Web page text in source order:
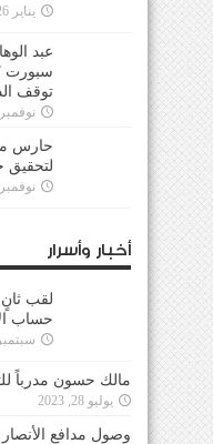
يناير 26, 2025
عبد
سبورت
توقف
نوفمبر 29, 2020
حارس
لتحقيق
نوفمبر 27, 2020
أخبار وأسرار
لقب
حساب
سبتمبر 15, 2024
مالك حسون مدرباً
يوليو 28, 2023
وصول مدافع الأنصار